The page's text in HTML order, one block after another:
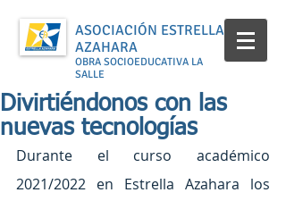
ASOCIACIÓN ESTRELLA
AZAHARA
OBRA SOCIOEDUCATIVA LA
SALLE
Divirtiéndonos con las
nuevas tecnologías
Durante el curso académico
2021/2022 en Estrella Azahara los